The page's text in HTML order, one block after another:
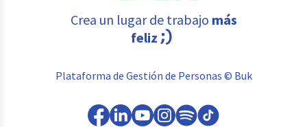
Crea un lugar de trabajo más
feliz
Plataforma de Gestión de Personas © Buk